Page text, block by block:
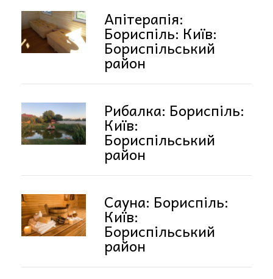
Апітерапія:
Бориспіль: Київ:
Бориспільський
район
Рибалка: Бориспіль:
Київ:
Бориспільський
район
Сауна: Бориспіль:
Київ:
Бориспільський
район